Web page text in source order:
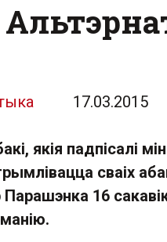
17.03.2015
якія падпісалі
сваіх
16